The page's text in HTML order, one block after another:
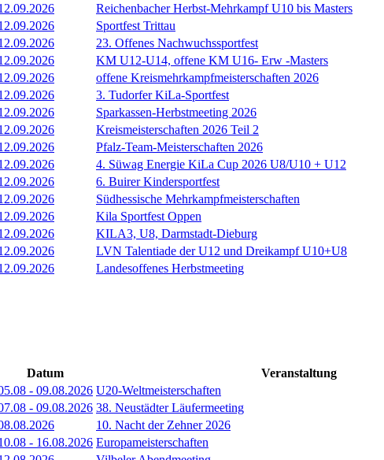
Reichenbacher Herbst-Mehrkampf U10 bis Masters
Sportfest Trittau
23. Offenes Nachwuchssportfest
KM U12-U14, offene KM U16- Erw -Masters
offene Kreismehrkampfmeisterschaften 2026
3. Tudorfer KiLa-Sportfest
Sparkassen-Herbstmeeting 2026
Kreismeisterschaften 2026 Teil 2
Pfalz-Team-Meisterschaften 2026
4. Süwag Energie KiLa Cup 2026 U8/U10 + U12
6. Buirer Kindersportfest
Südhessische Mehrkampfmeisterschaften
Kila Sportfest Oppen
KILA3, U8, Darmstadt-Dieburg
LVN Talentiade der U12 und Dreikampf U10+U8
Landesoffenes Herbstmeeting
Datum
Veranstaltung
- 09.08.2026 U20-Weltmeisterschaften
- 09.08.2026 38. Neustädter Läufermeeting
10. Nacht der Zehner 2026
- 16.08.2026 Europameisterschaften